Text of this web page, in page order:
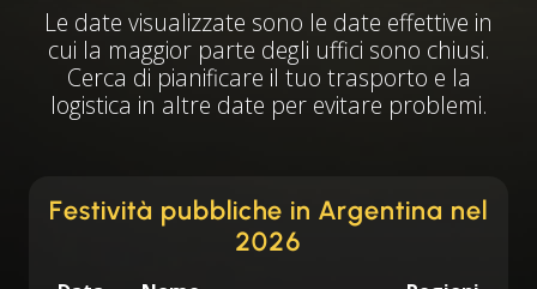
Le date visualizzate sono le date effettive in
cui la maggior parte degli uffici sono chiusi.
Cerca di pianificare il tuo trasporto e la
logistica in altre date per evitare problemi.
Festività pubbliche in Argentina nel
2026